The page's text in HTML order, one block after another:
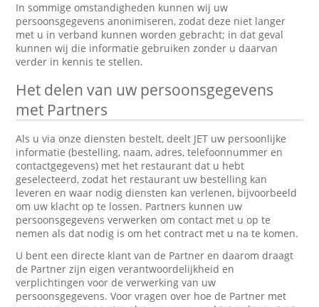
In sommige omstandigheden kunnen wij uw
persoonsgegevens anonimiseren, zodat deze niet langer
met u in verband kunnen worden gebracht; in dat geval
kunnen wij die informatie gebruiken zonder u daarvan
verder in kennis te stellen.
Het delen van uw persoonsgegevens
met Partners
Als u via onze diensten bestelt, deelt JET uw persoonlijke
informatie (bestelling, naam, adres, telefoonnummer en
contactgegevens) met het restaurant dat u hebt
geselecteerd, zodat het restaurant uw bestelling kan
leveren en waar nodig diensten kan verlenen, bijvoorbeeld
om uw klacht op te lossen. Partners kunnen uw
persoonsgegevens verwerken om contact met u op te
nemen als dat nodig is om het contract met u na te komen.
U bent een directe klant van de Partner en daarom draagt
de Partner zijn eigen verantwoordelijkheid en
verplichtingen voor de verwerking van uw
persoonsgegevens. Voor vragen over hoe de Partner met